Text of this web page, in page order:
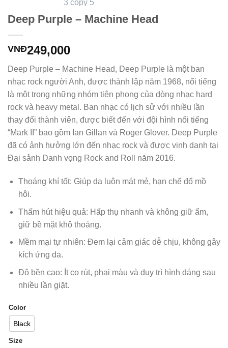
Deep Purple – Machine Head
VNĐ249,000
Deep Purple – Machine Head, Deep Purple là một ban
nhạc rock người Anh, được thành lập năm 1968, nổi tiếng
là một trong những nhóm tiên phong của dòng nhạc hard
rock và heavy metal. Ban nhạc có lịch sử với nhiều lần
thay đổi thành viên, được biết đến với đội hình nổi tiếng
“Mark II” bao gồm Ian Gillan và Roger Glover. Deep Purple
đã có ảnh hưởng lớn đến nhạc rock và được vinh danh tại
Đại sảnh Danh vọng Rock and Roll năm 2016.
Thoáng khí tốt: Giúp da luôn mát mẻ, hạn chế đổ mồ
hôi.
Thấm hút hiệu quả: Hấp thụ nhanh và không giữ ẩm,
giữ bề mặt khô thoáng.
Mềm mại tự nhiên: Đem lại cảm giác dễ chịu, không gây
kích ứng da.
Độ bền cao: Ít co rút, phai màu và duy trì hình dáng sau
nhiều lần giặt.
Color
Black
Size